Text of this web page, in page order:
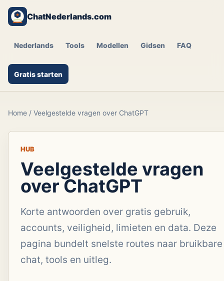
ChatNederlands.com
Nederlands Tools Modellen Gidsen FAQ
Gratis starten
Home / Veelgestelde vragen over ChatGPT
HUB
Veelgestelde vragen
over ChatGPT
Korte antwoorden over gratis gebruik,
accounts, veiligheid, limieten en data. Deze
pagina bundelt snelste routes naar bruikbare
chat, tools en uitleg.